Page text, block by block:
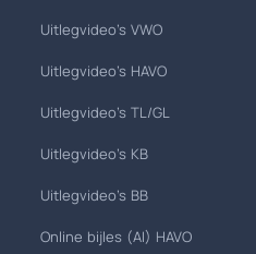
Uitlegvideo's VWO
Uitlegvideo's HAVO
Uitlegvideo's TL/GL
Uitlegvideo's KB
Uitlegvideo's BB
Online bijles (AI) HAVO